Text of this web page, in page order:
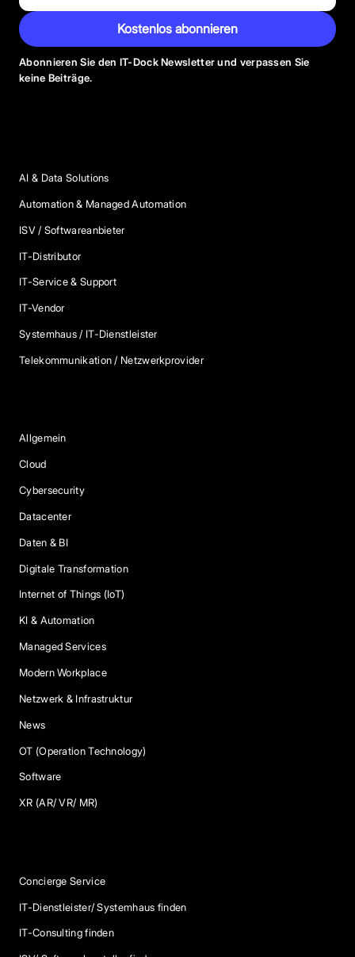
Kostenlos abonnieren
Abonnieren Sie den IT-Dock Newsletter und verpassen Sie
keine Beiträge.
AI & Data Solutions
Automation & Managed Automation
ISV / Softwareanbieter
IT-Distributor
IT-Service & Support
IT-Vendor
Systemhaus / IT-Dienstleister
Telekommunikation / Netzwerkprovider
Allgemein
Cloud
Cybersecurity
Datacenter
Daten & BI
Digitale Transformation
Internet of Things (IoT)
KI & Automation
Managed Services
Modern Workplace
Netzwerk & Infrastruktur
News
OT (Operation Technology)
Software
XR (AR/ VR/ MR)
Concierge Service
IT-Dienstleister/ Systemhaus finden
IT-Consulting finden